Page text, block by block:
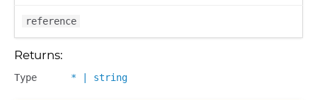
reference
Returns:
Type * string